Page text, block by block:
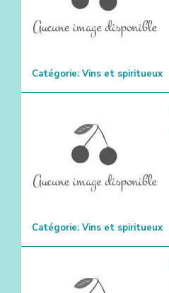
Catégorie: Vins et spiritueux
Catégorie: Vins et spiritueux